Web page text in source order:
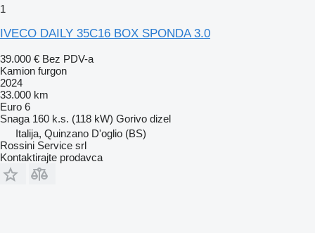
1
IVECO DAILY 35C16 BOX SPONDA 3.0
39.000 € Bez PDV-a
Kamion furgon
2024
33.000 km
Euro 6
Snaga 160 k.s. (118 kW) Gorivo dizel
Italija, Quinzano D'oglio (BS)
Rossini Service srl
Kontaktirajte prodavca